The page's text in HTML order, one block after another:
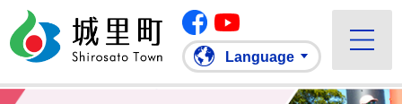
城里町ホームページ
Facebook
Language